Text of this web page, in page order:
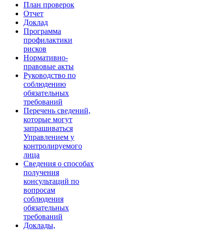
План проверок
Отчет
Доклад
Программа
профилактики
рисков
Нормативно-
правовые акты
Руководство по
соблюдению
обязательных
требований
Перечень сведений,
которые могут
запрашиваться
Управлением у
контролируемого
лица
Сведения о способах
получения
консультаций по
вопросам
соблюдения
обязательных
требований
Доклады,